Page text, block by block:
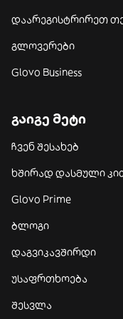
დაარეგისტრირეთ
გლოვერები
Glovo Business
გაიგე მეტი
ჩვენ შესახებ
ხშირად დასმული
Glovo Prime
ბლოგი
დაგვიკავშირდი
უსაფრთხოება
შესვლა